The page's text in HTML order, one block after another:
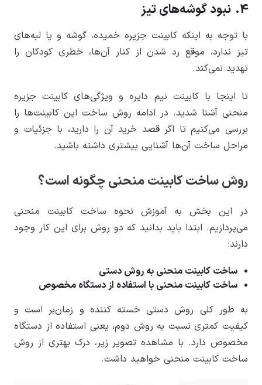
4. نبود گوشه‌های تیز
با توجه به اینکه کابینت جزیره خمیده، گوشه و یا لبه‌های
تیز ندارد، موقع رد شدن از کنار آن‌ها، خطری کودکان را
تهدید نمی‌کند.
تا اینجا با کابینت نیم دایره و ویژگی‌های کابینت جزیره
منحنی آشنا شدید. در ادامه روش ساخت این کابینت‌ها را
بررسی می‌کنیم تا اگر قصد خرید آن را دارید، با جزئیات و
مراحل ساخت آن‌ها آشنایی بیشتری داشته باشید.
روش ساخت کابینت منحنی چگونه است؟
در این بخش به آموزش نحوه ساخت کابینت منحنی
می‌پردازیم. ابتدا باید بدانید که دو روش برای این کار وجود
دارند:
ساخت کابینت منحنی به روش دستی
ساخت کابینت منحنی با استفاده از دستگاه مخصوص
به طور کلی روش دستی خسته کننده و زمان‌بر است و
کیفیت کمتری نسبت به روش دوم، یعنی استفاده از دستگاه
مخصوص دارد. با مشاهده تصویر زیر، درک بهتری از روش
ساخت کابینت منحنی خواهید داشت.